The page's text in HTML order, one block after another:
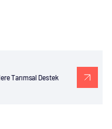
Tarımsal Destek